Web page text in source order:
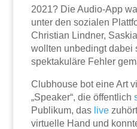
2021? Die Audio-App
unter den sozialen
Christian Lindner,
wollten unbedingt dabei
spektakuläre Fehler
Clubhouse bot eine Art
„Speaker“, die öffentlich
Publikum, das live
virtuelle Hand und